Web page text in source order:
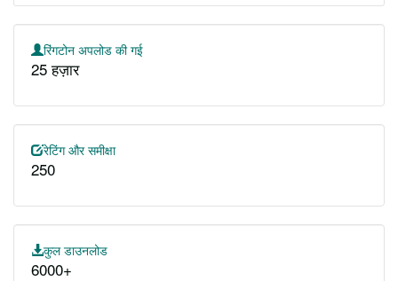
रिंगटोन अपलोड की गई
25 हज़ार
रेटिंग और समीक्षा
250
कुल डाउनलोड
6000+